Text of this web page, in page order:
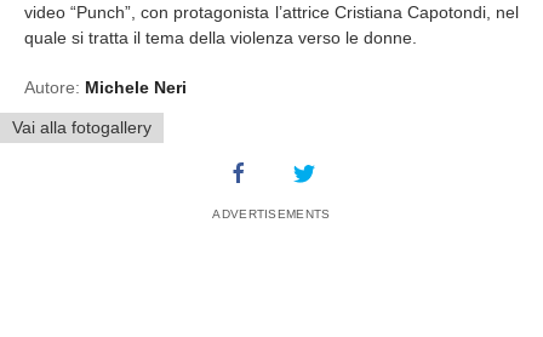
video “Punch”, con protagonista l’attrice Cristiana Capotondi, nel
quale si tratta il tema della violenza verso le donne.
Autore: Michele Neri
Vai alla fotogallery